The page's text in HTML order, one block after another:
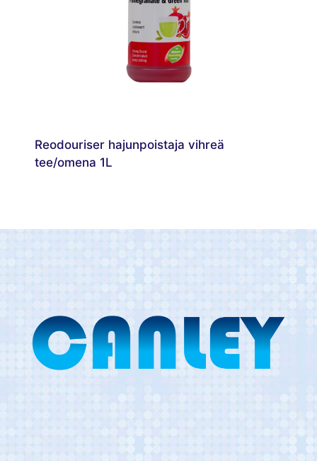
Reodouriser hajunpoistaja vihreä
tee/omena 1L